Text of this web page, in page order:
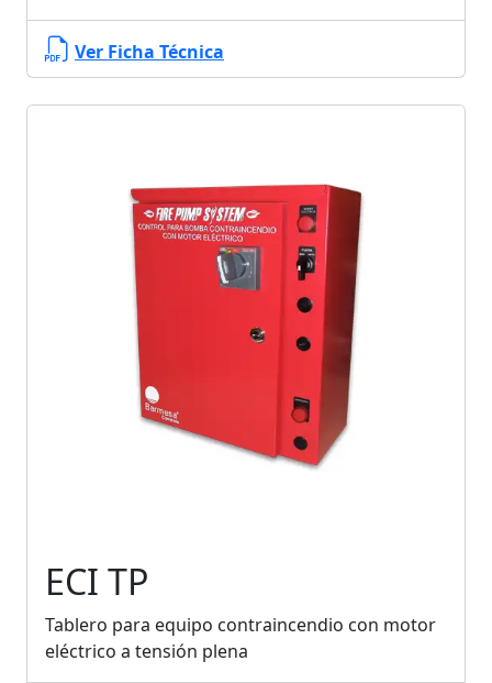
Ver Ficha Técnica
ECI TP
Tablero para equipo contraincendio con motor
eléctrico a tensión plena